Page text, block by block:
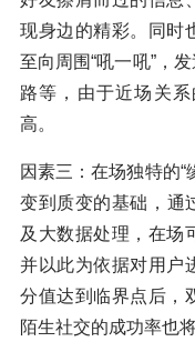
现身边的精彩。同时
至向周围“吼一吼”，
路等，由于近场关
高。
因素三：在场独特的
变到质变的基础，通
及大数据处理，在场
并以此为依据对用户
分值达到临界点后，
陌生社交的成功率也